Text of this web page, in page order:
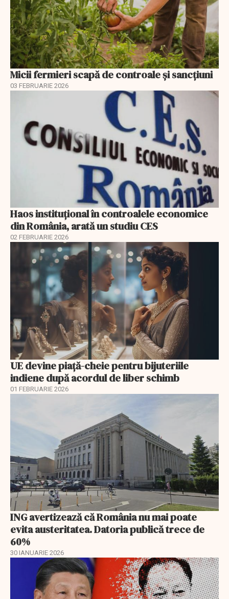
Micii fermieri scapă de controale și sancțiuni
03 FEBRUARIE 2026
Haos instituțional în controalele economice
din România, arată un studiu CES
02 FEBRUARIE 2026
UE devine piață-cheie pentru bijuteriile
indiene după acordul de liber schimb
01 FEBRUARIE 2026
ING avertizează că România nu mai poate
evita austeritatea. Datoria publică trece de
60%
30 IANUARIE 2026